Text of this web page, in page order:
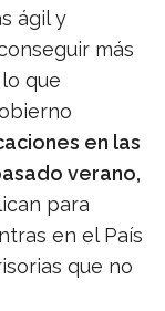
ágil y
más
que
en las
verano,
para
en el País
que no